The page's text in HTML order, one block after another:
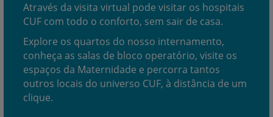
Através da visita virtual pode visitar os hospitais
CUF com todo o conforto, sem sair de casa.
Explore os quartos do nosso internamento,
conheça as salas de bloco operatório, visite os
espaços da Maternidade e percorra tantos
outros locais do universo CUF, à distância de um
clique.